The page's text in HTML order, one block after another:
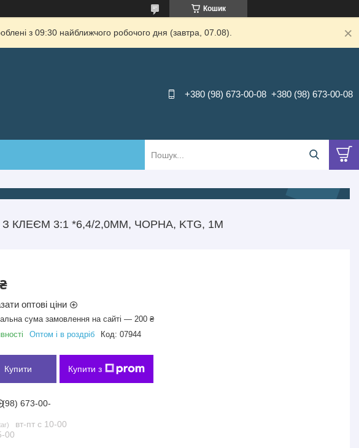
Кошик
з 09:30 найближчого робочого дня (завтра, 07.08).
+380 (98) 673-00-08 +380 (98) 673-00-08
3:1 *6,4/2,0ММ, ЧОРНА, KTG, 1М
оптові ціни
сума замовлення на сайті — 200 ₴
Оптом і в роздріб Код: 07944
Купити Купити з
(98) 673-00-
вт-пт с 10-00
00